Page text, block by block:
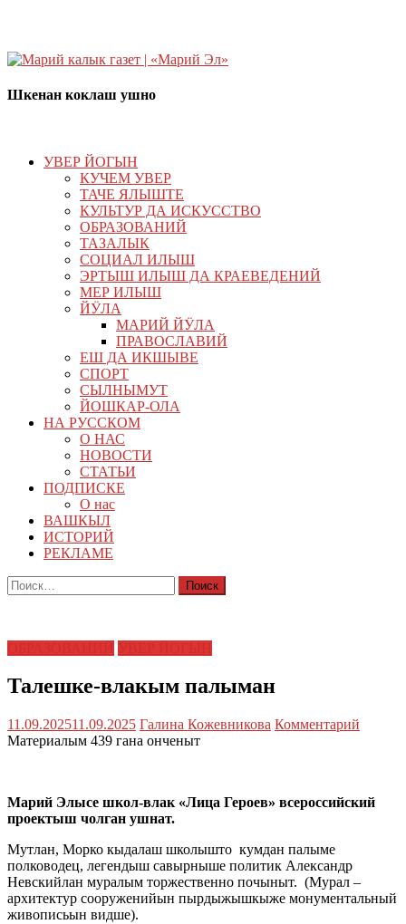
Шкенан коклаш ушно
УВЕР ЙОГЫН
КУЧЕМ УВЕР
ТАЧЕ ЯЛЫШТЕ
КУЛЬТУР ДА ИСКУССТВО
ОБРАЗОВАНИЙ
ТАЗАЛЫК
СОЦИАЛ ИЛЫШ
ЭРТЫШ ИЛЫШ ДА КРАЕВЕДЕНИЙ
МЕР ИЛЫШ
ЙӰЛА
МАРИЙ ЙӰЛА
ПРАВОСЛАВИЙ
ЕШ ДА ИКШЫВЕ
СПОРТ
СЫЛНЫМУТ
ЙОШКАР-ОЛА
НА РУССКОМ
О НАС
НОВОСТИ
СТАТЬИ
ПОДПИСКЕ
О нас
ВАШКЫЛ
ИСТОРИЙ
РЕКЛАМЕ
Найти:
Талешке-влакым палыман
11.09.202511.09.2025 Галина Кожевникова Комментарий
Материалым 439 гана онченыт
Марий Элысе школ-влак «Лица Героев» всероссийский
проектыш чолган ушнат.
Мутлан, Морко кыдалаш школышто кумдан палыме
полководец, легендыш савырныше политик Александр
Невскийлан муралым торжественно почыныт. (Мурал –
архитектур сооруженийын пырдыжышкыже монументальный
живописьын видше).